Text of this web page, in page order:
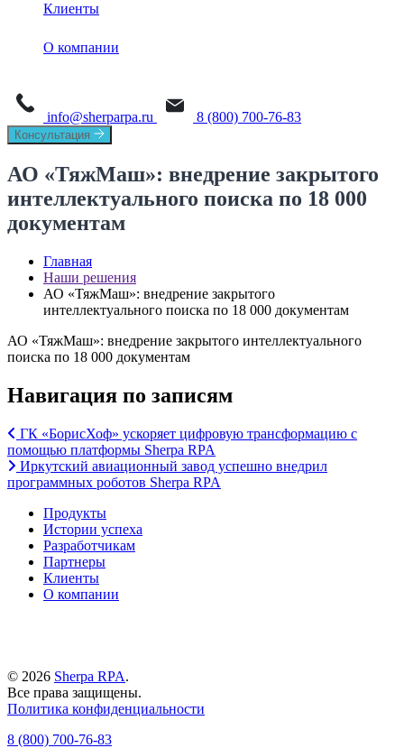
Task Mining
Обучение
Клиенты
О компании
СМИ о нас
Руководство
Вакансии
Контакты
info@sherparpa.ru 8 (800) 700-76-83
Консультация
АО «ТяжМаш»: внедрение закрытого
интеллектуального поиска по 18 000
документам
Главная
Наши решения
АО «ТяжМаш»: внедрение закрытого
интеллектуального поиска по 18 000 документам
АО «ТяжМаш»: внедрение закрытого интеллектуального
поиска по 18 000 документам
Навигация по записям
ГК «БорисХоф» ускоряет цифровую трансформацию с
помощью платформы Sherpa RPA
Иркутский авиационный завод успешно внедрил
программных роботов Sherpa RPA
Продукты
Истории успеха
Разработчикам
Партнеры
Клиенты
О компании
© 2026 Sherpa RPA.
Все права защищены.
Политика конфиденциальности
8 (800) 700-76-83